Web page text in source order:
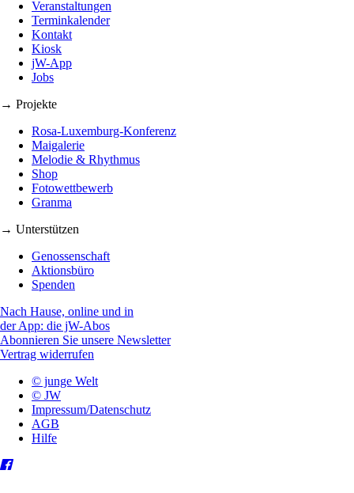
Veranstaltungen
Terminkalender
Kontakt
Kiosk
jW-App
Jobs
→ Projekte
Rosa-Luxemburg-Konferenz
Maigalerie
Melodie & Rhythmus
Shop
Fotowettbewerb
Granma
→ Unterstützen
Genossenschaft
Aktionsbüro
Spenden
Nach Hause, online und in
der App: die jW-Abos
Abonnieren Sie unsere Newsletter
Vertrag widerrufen
© junge Welt
© JW
Impressum/Datenschutz
AGB
Hilfe